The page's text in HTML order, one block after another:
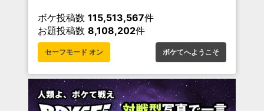
ボケ投稿数 115,513,567件
お題投稿数 8,108,202件
セーフモード オン ボケてへようこそ